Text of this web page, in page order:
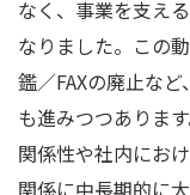
なく、事業を支え
なりました。この
鑑／FAXの廃止な
も進みつつありま
関係性や社内にお
関係に中長期的に